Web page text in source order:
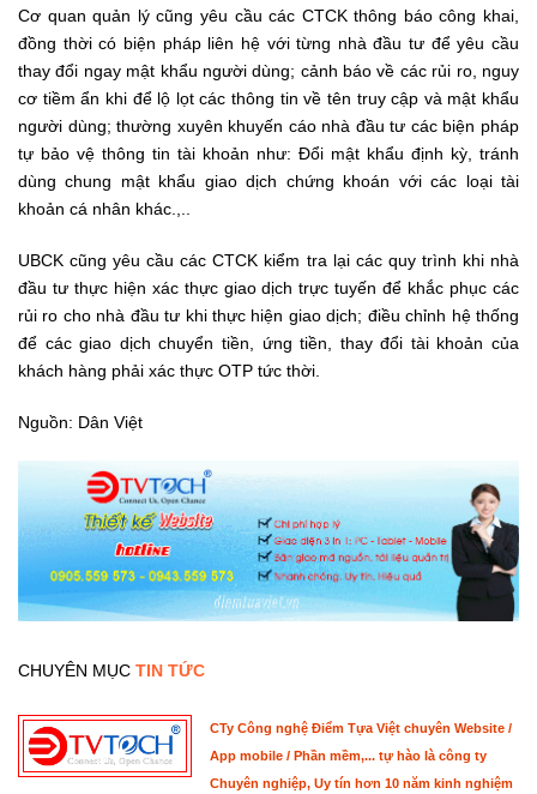
Cơ quan quản lý cũng yêu cầu các CTCK thông báo công khai,
đồng thời có biện pháp liên hệ với từng nhà đầu tư để yêu cầu
thay đổi ngay mật khẩu người dùng; cảnh báo về các rủi ro, nguy
cơ tiềm ẩn khi để lộ lọt các thông tin về tên truy cập và mật khẩu
người dùng; thường xuyên khuyến cáo nhà đầu tư các biện pháp
tự bảo vệ thông tin tài khoản như: Đổi mật khẩu định kỳ, tránh
dùng chung mật khẩu giao dịch chứng khoán với các loại tài
khoản cá nhân khác.,..
UBCK cũng yêu cầu các CTCK kiểm tra lại các quy trình khi nhà
đầu tư thực hiện xác thực giao dịch trực tuyến để khắc phục các
rủi ro cho nhà đầu tư khi thực hiện giao dịch; điều chỉnh hệ thống
để các giao dịch chuyển tiền, ứng tiền, thay đổi tài khoản của
khách hàng phải xác thực OTP tức thời.
Nguồn: Dân Việt
CHUYÊN MỤC TIN TỨC
CTy Công nghệ Điểm Tựa Việt chuyên Website /
App mobile / Phần mềm,... tự hào là công ty
Chuyên nghiệp, Uy tín hơn 10 năm kinh nghiệm